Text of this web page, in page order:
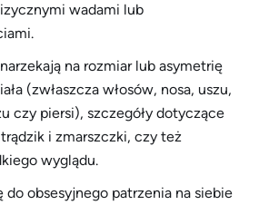
wadami lub
na rozmiar lub asymetrię
(zwłaszcza włosów, nosa, uszu,
czy piersi), szczegóły dotyczące
i zmarszczki, czy też
wyglądu.
do obsesyjnego patrzenia na siebie